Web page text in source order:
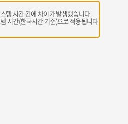
템 시간 간에 차이가 발생했습니다
시간(한국시간 기준)으로 적용됩니다